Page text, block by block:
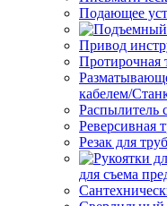
Подающее
Привод
Протирочная
кабелем/
Распылитель
Реверсивная
Резак для труб
для съема